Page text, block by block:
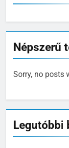
Népszerű
Sorry, no posts
Legutóbbi